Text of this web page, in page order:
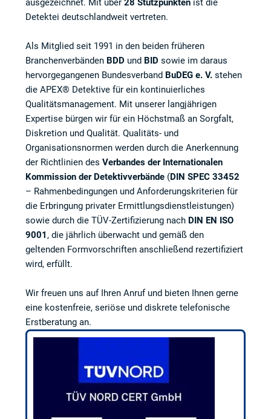
ausgezeichnet. Mit über28 Stützpunkten ist die
Detektei deutschlandweit vertreten.
Als Mitglied seit 1991 in den beiden früheren
Branchenverbänden BDD und BID sowie im daraus
hervorgegangenen Bundesverband BuDEG e. V. stehen
die APEX® Detektive für ein kontinuierliches
Qualitätsmanagement. Mit unserer langjährigen
Expertise bürgen wir für ein Höchstmaß an Sorgfalt,
Diskretion und Qualität. Qualitäts- und
Organisationsnormen werden durch die Anerkennung
der Richtlinien desVerbandes der Internationalen
Kommission der Detektivverbände (DIN SPEC 33452
– Rahmenbedingungen und Anforderungskriterien für
die Erbringung privater Ermittlungsdienstleistungen)
sowie durch die TÜV-Zertifizierung nach DIN EN ISO
9001 , die jährlich überwacht und gemäß den
geltenden Formvorschriften anschließend rezertifiziert
wird, erfüllt.
Wir freuen uns auf Ihren Anruf und bieten Ihnen gerne
eine kostenfreie, seriöse und diskrete telefonische
Erstberatung an.